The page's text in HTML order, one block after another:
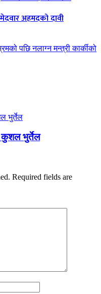
अहमदको दावी
कुशल भुर्तेल
Required fields are